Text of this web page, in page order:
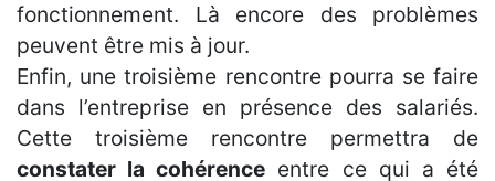
fonctionnement. Là encore des problèmes
peuvent être mis à jour.
Enfin, une troisième rencontre pourra se faire
dans l’entreprise en présence des salariés.
Cette troisième rencontre permettra de
constater la cohérence entre ce qui a été